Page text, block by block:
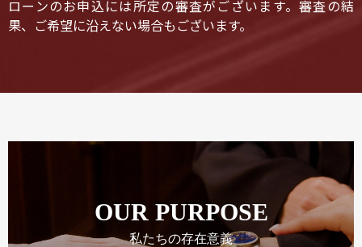
ローンのお申込には所定の審査がございます。審査の結
果、ご希望に沿えない場合もございます。
OUR PURPOSE
私たちの存在意義